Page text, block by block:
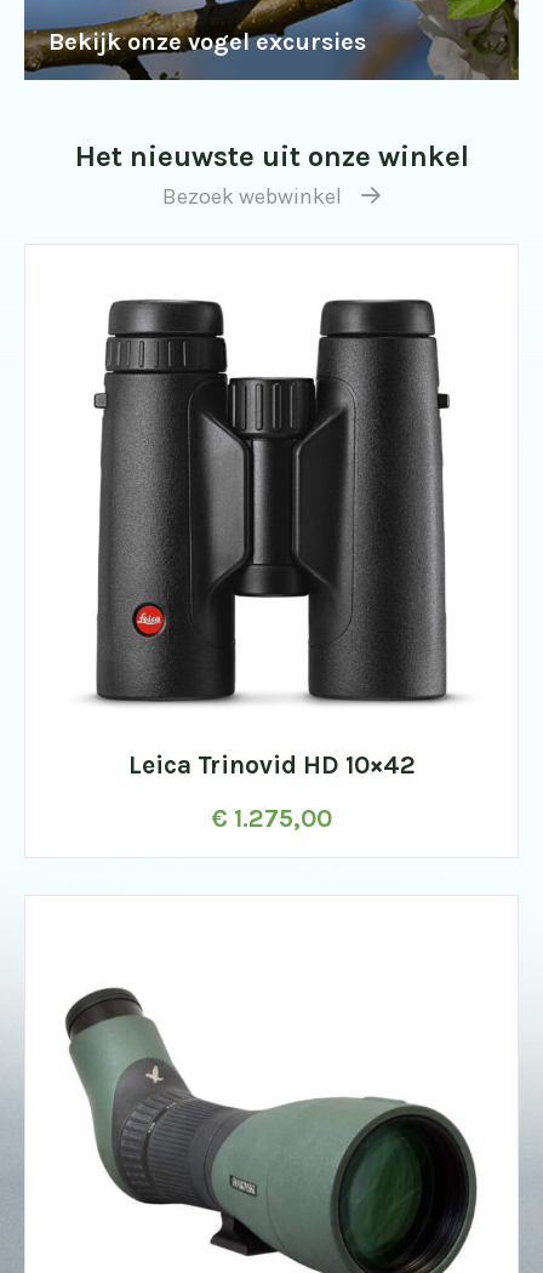
Bekijk onze vogel excursies
Het nieuwste uit onze winkel
Bezoek webwinkel
Leica Trinovid HD 10×42
€ 1.275,00